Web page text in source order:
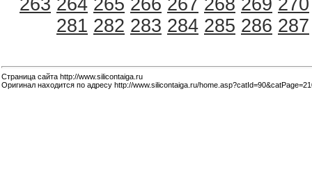
263 264 265 266 267 268 269 270
281 282 283 284 285 286 287
Страница сайта http://www.silicontaiga.ru
Оригинал находится по адресу http://www.silicontaiga.ru/